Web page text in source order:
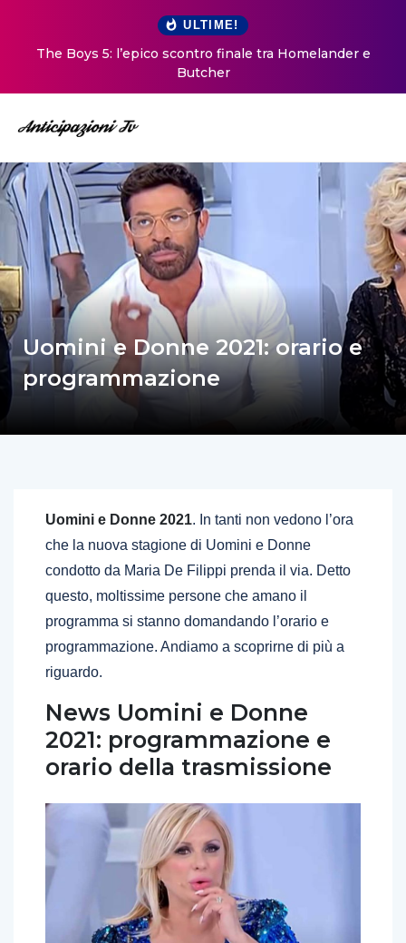
ULTIME!
The Boys 5: l’epico scontro finale tra Homelander e
Butcher
Uomini e Donne 2021: orario e
programmazione
Uomini e Donne 2021. In tanti non vedono l’ora
che la nuova stagione di Uomini e Donne
condotto da Maria De Filippi prenda il via. Detto
questo, moltissime persone che amano il
programma si stanno domandando l’orario e
programmazione. Andiamo a scoprirne di più a
riguardo.
News Uomini e Donne
2021: programmazione e
orario della trasmissione